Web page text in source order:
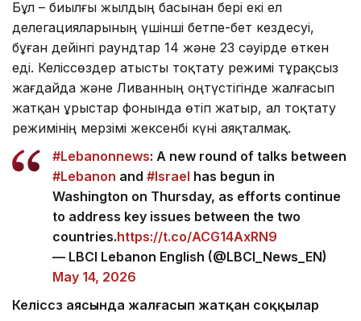
Бұл – биылғы жылдың басынан бері екі ел
делегацияларының үшінші бетпе-бет кездесуі,
бұған дейінгі раундтар 14 және 23 сәуірде өткен
еді. Келіссөздер атысты тоқтату режимі тұрақсыз
жағдайда және Ливанның оңтүстігінде жалғасып
жатқан ұрыстар фонында өтіп жатыр, ал тоқтату
режимінің мерзімі жексенбі күні аяқталмақ.
#Lebanonnews: A new round of talks between
#Lebanon and #Israel has begun in
Washington on Thursday, as efforts continue
to address key issues between the two
countries.https://t.co/ACG14AxRN9
— LBCI Lebanon English (@LBCI_News_EN)
May 14, 2026
Келіссөз аясында жалғасып жатқан соққылар